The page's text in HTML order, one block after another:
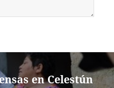
en Celestún